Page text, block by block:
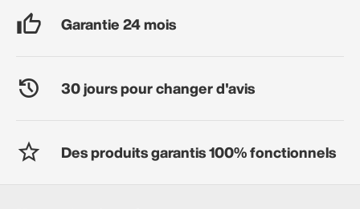
Garantie 24 mois
30 jours pour changer d'avis
Des produits garantis 100% fonctionnels